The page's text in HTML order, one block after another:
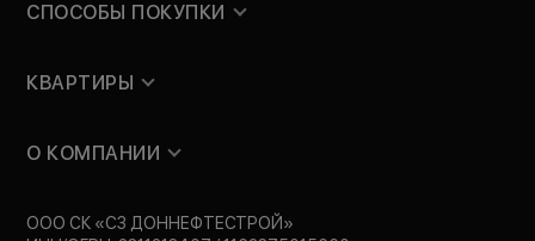
СПОСОБЫ ПОКУПКИ
КВАРТИРЫ
О КОМПАНИИ
ООО СК «СЗ ДОННЕФТЕСТРОЙ»